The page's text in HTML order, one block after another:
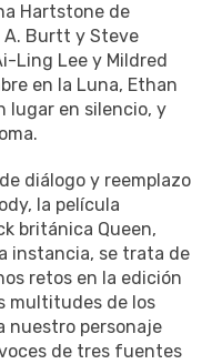
Hartstone de
A. Burtt y Steve
Ling Lee y Mildred
en la Luna, Ethan
lugar en silencio, y
diálogo y reemplazo
la película
británica Queen,
instancia, se trata de
retos en la edición
multitudes de los
nuestro personaje
de tres fuentes